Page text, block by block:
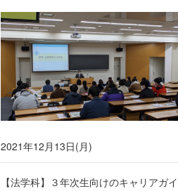
2021年12月13日(月)
【法学科】３年次生向けのキャリアガイ